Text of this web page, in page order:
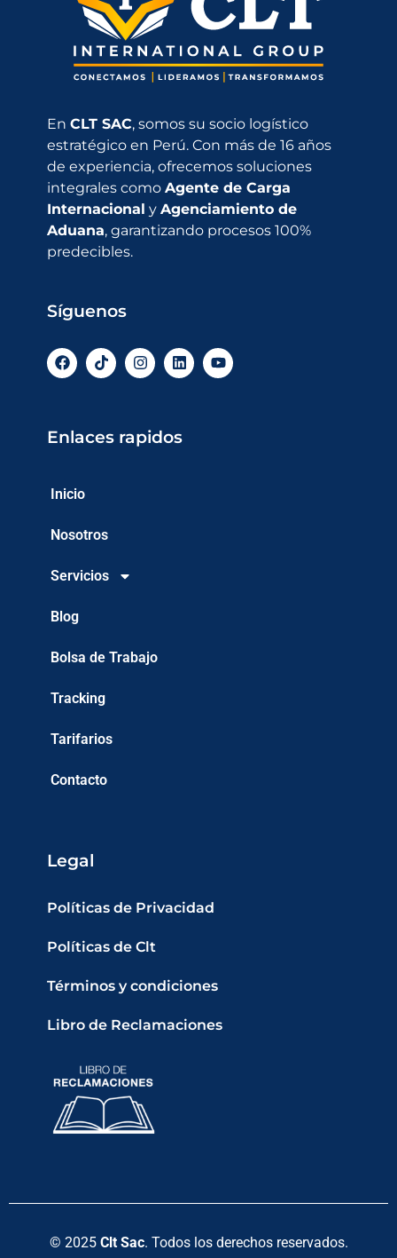
EnCLT SAC, somos su socio logístico
estratégico en Perú. Con más de 16 años
de experiencia, ofrecemos soluciones
integrales comoAgente de Carga
Internacional yAgenciamiento de
Aduana, garantizando procesos 100%
predecibles.
Síguenos
Enlaces rapidos
Inicio
Nosotros
Servicios
Blog
Bolsa de Trabajo
Tracking
Tarifarios
Contacto
Legal
Políticas de Privacidad
Políticas de Clt
Términos y condiciones
Libro de Reclamaciones
© 2025 Clt Sac. Todos los derechos reservados.